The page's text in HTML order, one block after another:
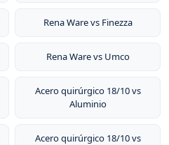
Rena Ware vs Finezza
Rena Ware vs Umco
Acero quirúrgico 18/10 vs
Aluminio
Acero quirúrgico 18/10 vs